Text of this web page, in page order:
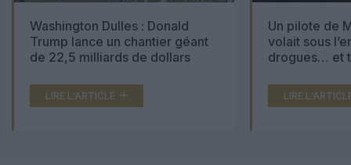
Washington Dulles : Donald
Trump lance un chantier géant
de 22,5 milliards de dollars
LIRE L'ARTICLE
Un pilote de
volait sous
drogues… et
LIRE